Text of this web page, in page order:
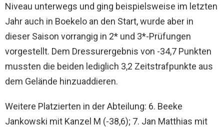
Niveau unterwegs und ging beispielsweise im letzten
Jahr auch in Boekelo an den Start, wurde aber in
dieser Saison vorrangig in 2* und 3*-Prüfungen
vorgestellt. Dem Dressurergebnis von -34,7 Punkten
mussten die beiden lediglich 3,2 Zeitstrafpunkte aus
dem Gelände hinzuaddieren.
Weitere Platzierten in der Abteilung: 6. Beeke
Jankowski mit Kanzel M (-38,6); 7. Jan Matthias mit